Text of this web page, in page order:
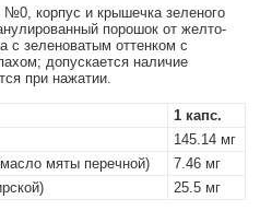
корпус и крышечка зеленого
порошок от желто-
с зеленоватым оттенком с
допускается наличие
при нажатии.
1 капс.
145.14 мг
мяты перечной)
7.46 мг
25.5 мг